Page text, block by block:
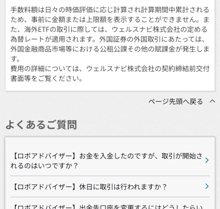
手数料額は日々の時価評価に応じ計算され計算期間中累計される
ため、事前に金額または上限額を表示することができません。ま
た、海外ETFの取引に際しては、ウェルスナビ株式会社の定める
為替レートが適用されます。外国証券の外国取引にあたっては、
外国金融商品市場等における公租公課その他の賦課金が発生しま
す。
費用の詳細については、ウェルスナビ株式会社の契約締結前交付
書面等をご覧ください。
ページ先頭へ戻る
よくあるご質問
【ロボアドバイザー】お金を入金したのですが、取引が開始さ
れるのはいつですか？
【ロボアドバイザー】休日に取引は行われますか？